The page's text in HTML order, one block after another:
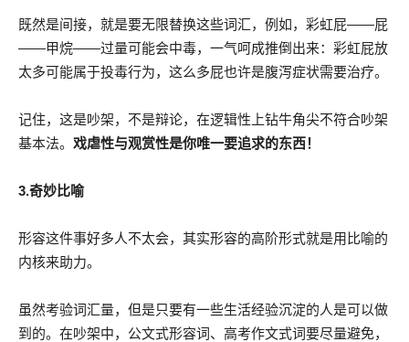
既然是间接，就是要无限替换这些词汇，例如，彩虹屁——屁
——甲烷——过量可能会中毒，一气呵成推倒出来：彩虹屁放
太多可能属于投毒行为，这么多屁也许是腹泻症状需要治疗。
记住，这是吵架，不是辩论，在逻辑性上钻牛角尖不符合吵架
基本法。 戏虐性与观赏性是你唯一要追求的东西！
3.奇妙比喻
形容这件事好多人不太会，其实形容的高阶形式就是用比喻的
内核来助力。
虽然考验词汇量，但是只要有一些生活经验沉淀的人是可以做
到的。在吵架中，公文式形容词、高考作文式词要尽量避免，